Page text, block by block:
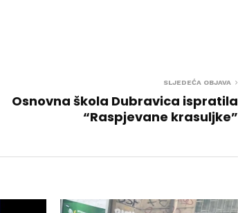
SLJEDEĆA OBJAVA
Osnovna škola Dubravica ispratila
“Raspjevane krasuljke”